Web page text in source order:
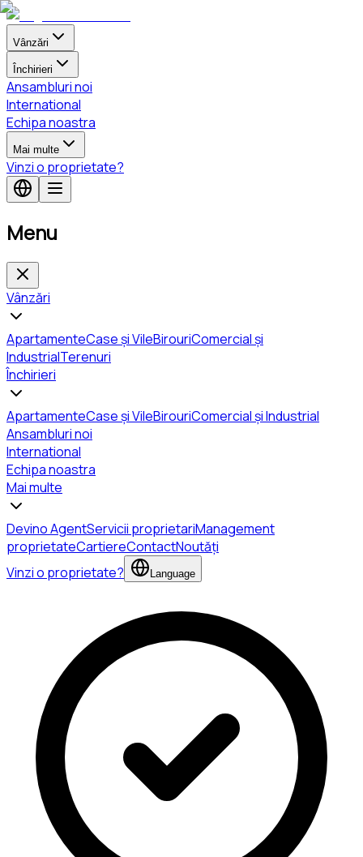
Vânzări
Închirieri
Ansambluri noi
International
Echipa noastra
Mai multe
Vinzi o proprietate?
Menu
Vânzări
ApartamenteCase și VileBirouriComercial și
IndustrialTerenuri
Închirieri
ApartamenteCase și VileBirouriComercial și Industrial
Ansambluri noi
International
Echipa noastra
Mai multe
Devino AgentServicii proprietariManagement
proprietateCartiereContactNoutăți
Vinzi o proprietate?
Language